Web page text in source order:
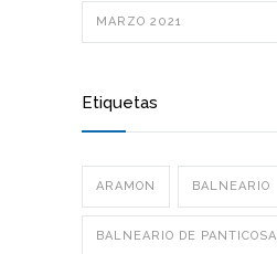
MARZO 2021
Etiquetas
ARAMON BALNEARIO
BALNEARIO DE PANTICOSA